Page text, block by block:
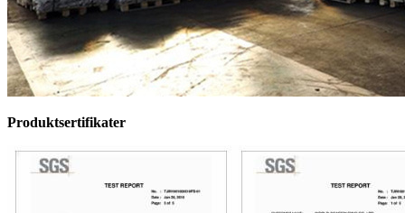
Produktsertifikater